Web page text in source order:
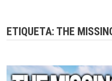
ETIQUETA: THE